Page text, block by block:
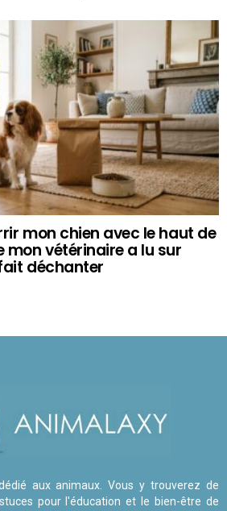
mon chien avec le haut de
mon vétérinaire a lu sur
déchanter
aux animaux. Vous y trouverez de
pour l'éducation et le bien-être de